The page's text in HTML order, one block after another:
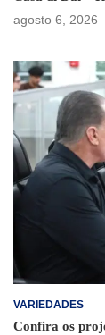
agosto 6, 2026
VARIEDADES
Confira os